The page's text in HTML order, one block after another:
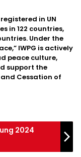
in UN
in 122 countries,
Under the
IWPG is actively
peace culture,
support the
Cessation of
2024